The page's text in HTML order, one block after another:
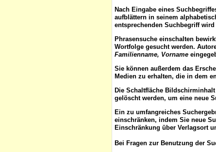
Nach Eingabe eines
aufblättern in seinem
entsprechenden Suchbegriff
Phrasensuche einschalten
Wortfolge gesucht werden.
Familienname, Vorname
Sie können außerdem das
Medien zu erhalten, die in dem
Die Schaltfläche
gelöscht werden, um eine neue
Ein zu umfangreiches
einschränken, indem Sie neue
Einschränkung über Verlagsort
Bei Fragen zur Benutzung der